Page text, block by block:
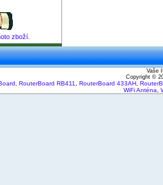
zboží.
Vaše
Copyright ©
RouterBoard RB411 RouterBoard 433AH
WiFi Anténa